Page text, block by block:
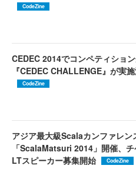
CodeZine
CEDEC 2014でコンペティショ
『CEDEC CHALLENGE』が実
CodeZine
アジア最大級Scalaカンファレン
「ScalaMatsuri 2014」開催、チ
LTスピーカー募集開始
CodeZine